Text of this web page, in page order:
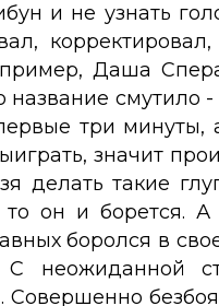
и не узнать
Даша
смутило
три
значит
делать такие
то он и борется.
боролся в
неожиданной
Совершенно